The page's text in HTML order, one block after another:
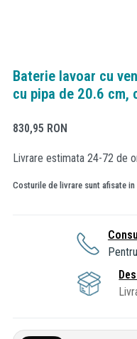
Baterie lavoar cu
cu pipa de 20.6 cm,
830,95 RON
Livrare estimata 24-72 de
Costurile de livrare sunt afisate